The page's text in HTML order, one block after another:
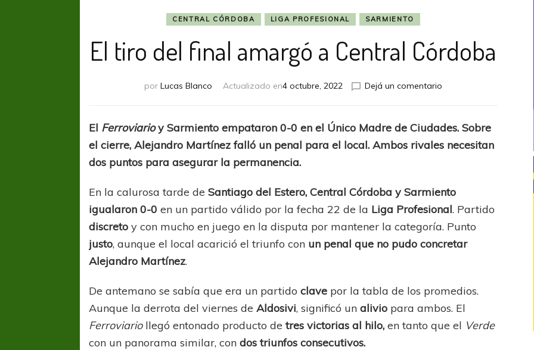
CENTRAL CÓRDOBA LIGA PROFESIONAL SARMIENTO
El tiro del final amargó a Central Córdoba
por Lucas Blanco Actualizado en4 octubre, 2022 Dejá un comentario
del
final
amargó
El Ferroviarioy Sarmiento empataron 0-0 en el Único Madre de Ciudades. Sobre
el cierre, Alejandro Martínez falló un penal para el local. Ambos rivales necesitan
dos puntos para asegurar la permanencia.
En la calurosa tarde deSantiago del Estero, Central Córdoba y Sarmiento
igualaron 0-0 en un partido válido por la fecha 22 de la Liga Profesional. Partido
discreto y con mucho en juego en la disputa por mantener la categoría. Punto
justo, aunque el local acarició el triunfo con un penal que no pudo concretar
Alejandro Martínez.
De antemano se sabía que era un partidoclave por la tabla de los promedios.
Aunque la derrota del viernes deAldosivi, significó unalivio para ambos. El
Ferroviariollegó entonado producto detres victorias al hilo, en tanto que el Verde
con un panorama similar, condos triunfos consecutivos.